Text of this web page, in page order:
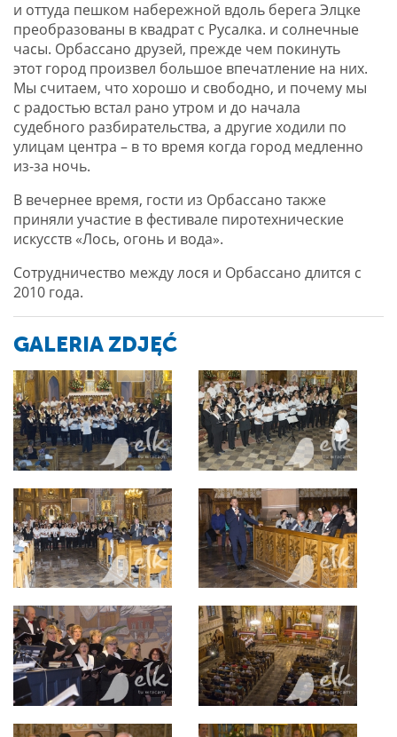
и оттуда пешком набережной вдоль берега Элцке
преобразованы в квадрат с Русалка. и солнечные
часы. Орбассано друзей, прежде чем покинуть
этот город произвел большое впечатление на них.
Мы считаем, что хорошо и свободно, и почему мы
с радостью встал рано утром и до начала
судебного разбирательства, а другие ходили по
улицам центра – в то время когда город медленно
из-за ночь.
В вечернее время, гости из Орбассано также
приняли участие в фестивале пиротехнические
искусств «Лось, огонь и вода».
Сотрудничество между лося и Орбассано длится с
2010 года.
GALERIA ZDJĘĆ